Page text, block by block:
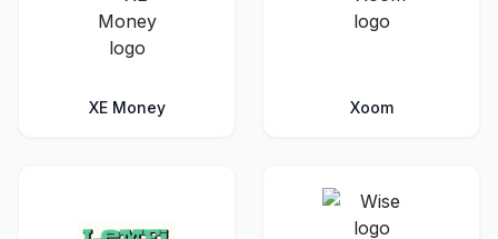
XE Money Xoom